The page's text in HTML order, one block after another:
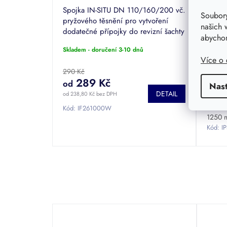
našich
Více o
Spojka IN-SITU DN 110/160/200 vč.
pryžového těsnění pro vytvoření
dodatečné přípojky do revizní šachty
šachtové dno.
Skladem - doručení 3-10 dnů
290 Kč
od 238,80 Kč bez DPH
od 289 Kč
DETAIL
Kód: IF261000W
315 -
990
od
1250
Kód: